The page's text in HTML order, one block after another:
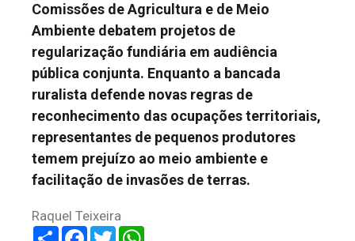
Comissões de Agricultura e de Meio
Ambiente debatem projetos de
regularização fundiária em audiência
pública conjunta. Enquanto a bancada
ruralista defende novas regras de
reconhecimento das ocupações territoriais,
representantes de pequenos produtores
temem prejuízo ao meio ambiente e
facilitação de invasões de terras.
Raquel Teixeira
ShareFacebook
Twitter